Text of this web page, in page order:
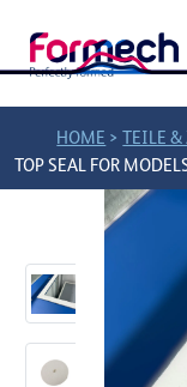
HOME > TEILE
TOP SEAL FOR